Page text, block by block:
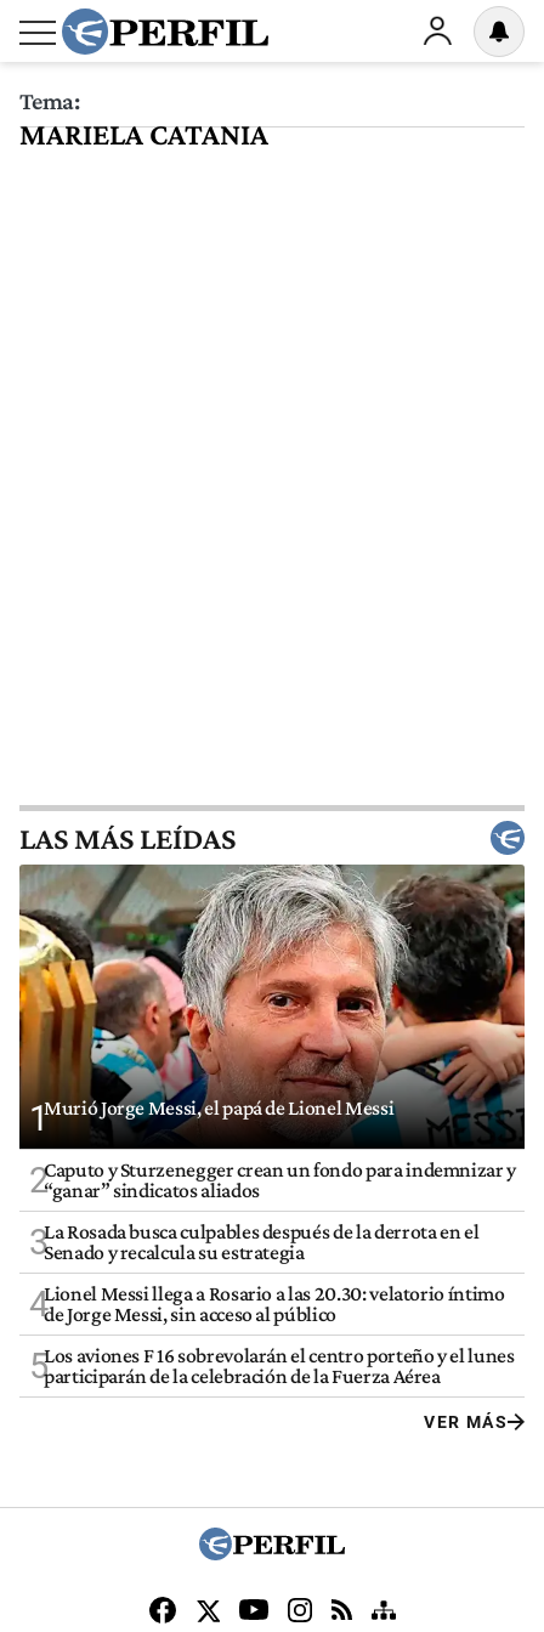
Tema:
MARIELA CATANIA
LAS MÁS LEÍDAS
1Murió Jorge Messi, el papá de Lionel Messi
2Caputo y Sturzenegger crean un fondo para indemnizar y
“ganar” sindicatos aliados
3La Rosada busca culpables después de la derrota en el
Senado y recalcula su estrategia
4Lionel Messi llega a Rosario a las 20.30: velatorio íntimo
de Jorge Messi, sin acceso al público
5Los aviones F 16 sobrevolarán el centro porteño y el lunes
participarán de la celebración de la Fuerza Aérea
VER MÁS